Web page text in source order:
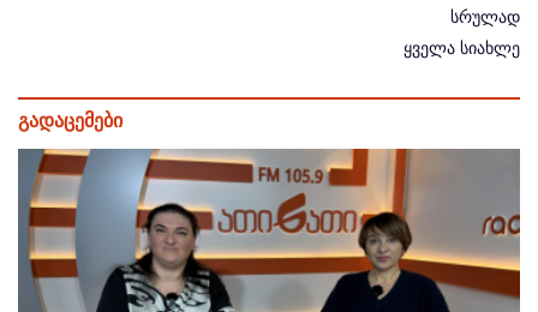
სრულად
ყველა სიახლე
გადაცემები